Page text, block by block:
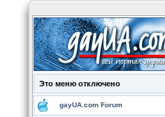
Это меню отключено
gayUA.com Forum